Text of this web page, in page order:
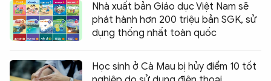
Nhà xuất bản Giáo dục Việt Nam sẽ
phát hành hơn 200 triệu bản SGK, sử
dụng thống nhất toàn quốc
Học sinh ở Cà Mau bị hủy điểm 10 tốt